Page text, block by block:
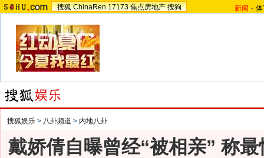
搜狐 ChinaRen 17173 焦点房地产 搜狗 新闻 -
搜狐娱乐 > 八卦频道 > 内地八卦
戴娇倩自曝曾经“被相亲” 称